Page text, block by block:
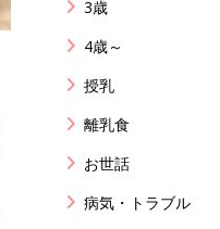
3歳
4歳～
授乳
離乳食
お世話
病気・トラブル